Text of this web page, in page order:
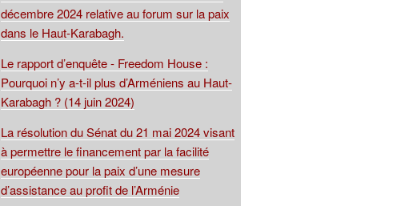
décembre 2024 relative au forum sur la paix
dans le Haut-Karabagh.
Le rapport d’enquête - Freedom House :
Pourquoi n’y a-t-il plus d’Arméniens au Haut-
Karabagh ? (14 juin 2024)
La résolution du Sénat du 21 mai 2024 visant
à permettre le financement par la facilité
européenne pour la paix d’une mesure
d’assistance au profit de l’Arménie